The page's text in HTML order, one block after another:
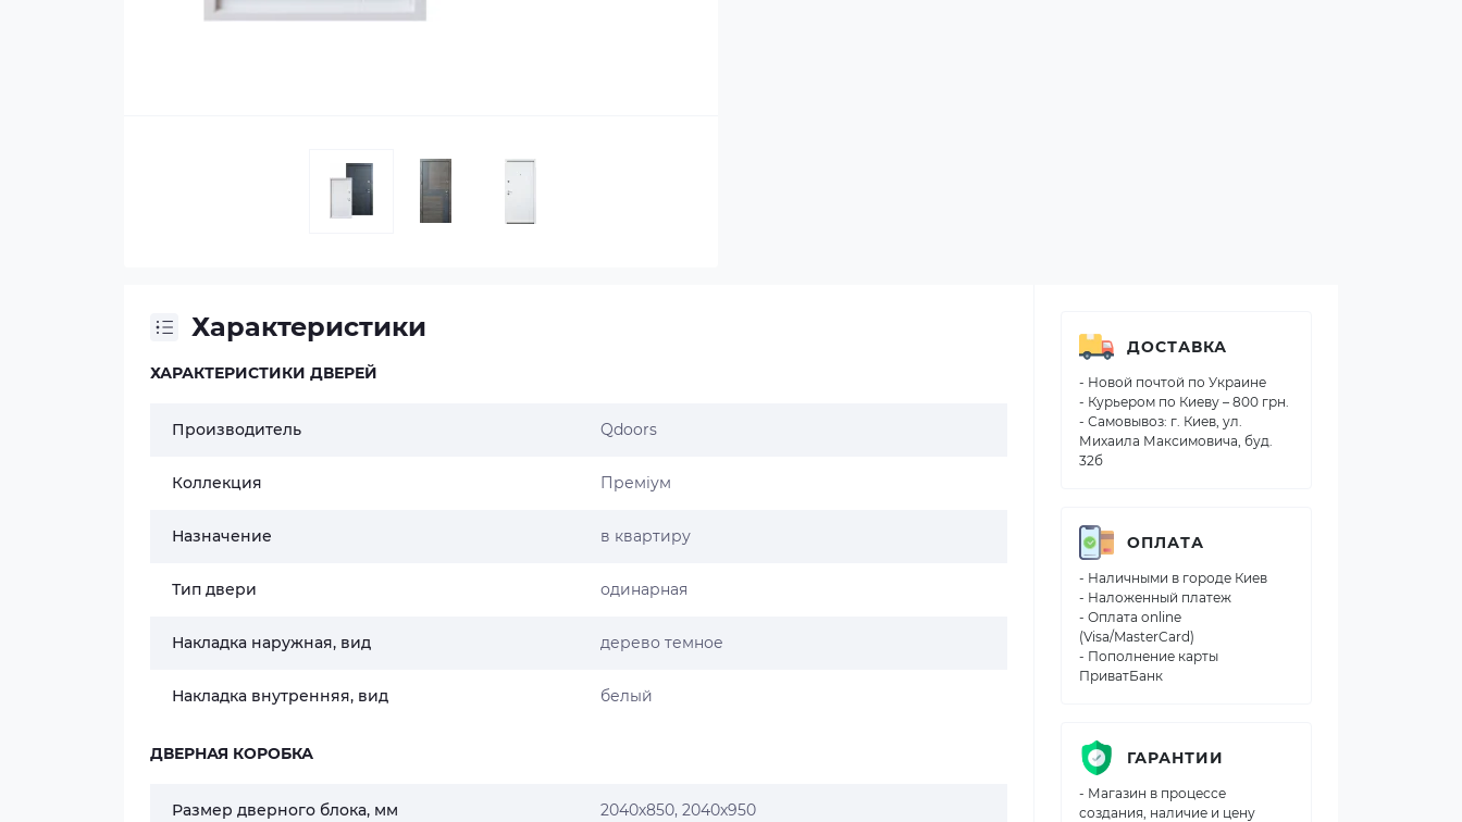
Характеристики
ХАРАКТЕРИСТИКИ ДВЕРЕЙ
Производитель Qdoors
Коллекция Преміум
Назначение в квартиру
Тип двери одинарная
Накладка наружная, вид дерево темное
Накладка внутренняя, вид белый
ДВЕРНАЯ КОРОБКА
Размер дверного блока, мм 2040х850, 2040х950
ДОСТАВКА
- Новой почтой по Украине
- Курьером по Киеву – 800 грн.
- Самовывоз: г. Киев, ул.
Михаила Максимовича, буд.
32б
ОПЛАТА
- Наличными в городе Киев
- Наложенный платеж
- Оплата online
(Visa/MasterCard)
- Пополнение карты
ПриватБанк
ГАРАНТИИ
- Магазин в процессе
создания, наличие и цену